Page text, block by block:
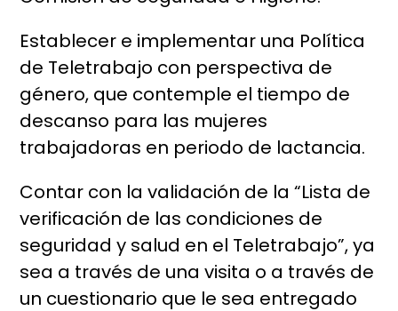
Establecer e implementar una Política
de Teletrabajo con perspectiva de
género, que contemple el tiempo de
descanso para las mujeres
trabajadoras en periodo de lactancia.
Contar con la validación de la “Lista de
verificación de las condiciones de
seguridad y salud en el Teletrabajo”, ya
sea a través de una visita o a través de
un cuestionario que le sea entregado